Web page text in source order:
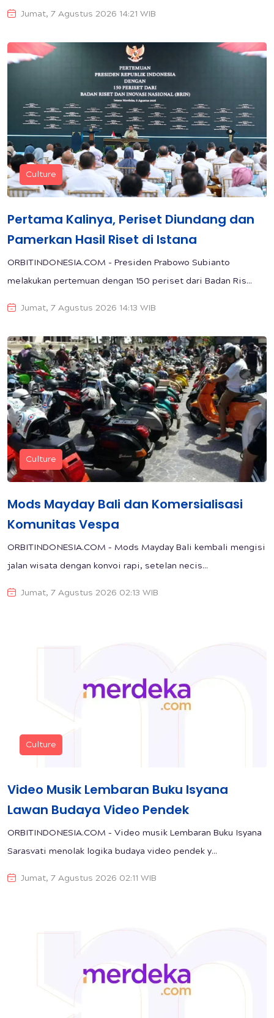
Jumat, 7 Agustus 2026 14:21 WIB
Culture
Pertama Kalinya, Periset Diundang dan
Pamerkan Hasil Riset di Istana
ORBITINDONESIA.COM - Presiden Prabowo Subianto
melakukan pertemuan dengan 150 periset dari Badan Ris...
Jumat, 7 Agustus 2026 14:13 WIB
Culture
Mods Mayday Bali dan Komersialisasi
Komunitas Vespa
ORBITINDONESIA.COM – Mods Mayday Bali kembali mengisi
jalan wisata dengan konvoi rapi, setelan necis...
Jumat, 7 Agustus 2026 02:13 WIB
Culture
Video Musik Lembaran Buku Isyana
Lawan Budaya Video Pendek
ORBITINDONESIA.COM – Video musik Lembaran Buku Isyana
Sarasvati menolak logika budaya video pendek y...
Jumat, 7 Agustus 2026 02:11 WIB